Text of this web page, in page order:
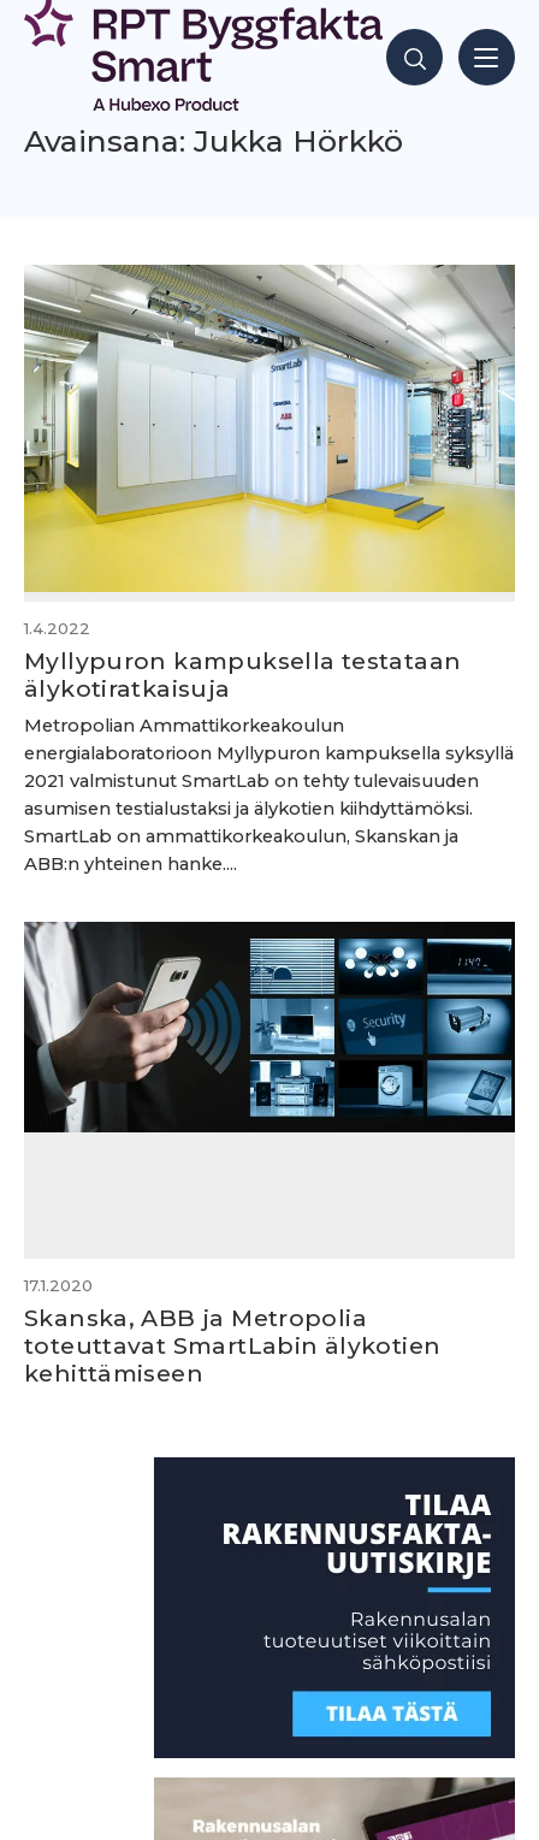
Siirry
sisältöön
Hae sisältöjä
Avainsana: Jukka Hörkkö
1.4.2022
Myllypuron kampuksella testataan
älykotiratkaisuja
Metropolian Ammattikorkeakoulun
energialaboratorioon Myllypuron kampuksella syksyllä
2021 valmistunut SmartLab on tehty tulevaisuuden
asumisen testialustaksi ja älykotien kiihdyttämöksi.
SmartLab on ammattikorkeakoulun, Skanskan ja
ABB:n yhteinen hanke....
17.1.2020
Skanska, ABB ja Metropolia
toteuttavat SmartLabin älykotien
kehittämiseen